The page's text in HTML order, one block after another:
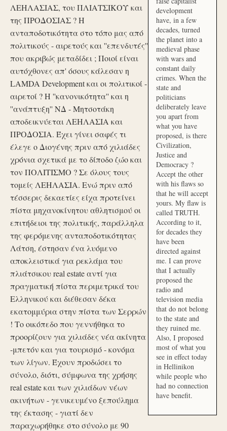
ΛΕΗΛΑΣΙΑΣ, του ΠΛΙΑΤΣΙΚΟΥ και
της ΠΡΟΔΟΣΙΑΣ ? Η
ανταποδοτικότητα στο τόπο μας από
πολιτικούς - αιρετούς και ''επενδυτές''
που ακριβώς μεταδίδει ; Ποιοί είναι
αυτόχθονες απ' όσους κάλεσαν η
LAMDA Development και οι πολιτικοί -
αιρετοί ? Η ''κανονικότητα'' και η
''ανάπτυξη'' ΝΔ - Μητσοτάκη
αποδεικνύεται ΛΕΗΛΑΣΙΑ και
ΠΡΟΔΟΣΙΑ. Έχει γίνει σαφές τι
έλεγε ο Διογένης πριν από χιλιάδες
χρόνια σχετικά με το δίποδο ζώο και
τον ΠΟΛΙΤΙΣΜΟ ? Σε όλους τους
τομείς ΛΕΗΛΑΣΙΑ. Ενώ πριν από
τέσσερις δεκαετίες είχα προτείνει
πίστα μηχανοκίνητου αθλητισμού οι
επιτήδειοι της πολιτικής, παράλληλα
της φερόμενης ανταποδοτικότητας
Λάτση, έστησαν ένα λυόμενο
αποκλειστικά για ρεκλάμα του
πλιάτσικου real estate αντί για
πραγματική πίστα περιμετρικά του
Ελληνικού και διέθεσαν δέκα
εκατομμύρια στην πίστα των Σερρών
! Το οικόπεδο που γεννήθηκα το
προορίζουν για χιλιάδες νέα ακίνητα
-μπετόν και για τουρισμό - κονόμα
των λίγων. Έχουν προδώσει το
σύνολο, διότι, σύμφωνα της χρήσης
real estate και των χιλιάδων νέων
ακινήτων - γενικευμένο ξεπούλημα
της έκτασης - γιατί δεν
παραχωρήθηκε στο σύνολο με 90
development
have, in a few
decades, turned
the planet into a
medieval phase
with wars and
constant daily
crimes. When the
state and
politicians
deliberately leave
you apart from
what you have
proposed, is there
Civilization,
Justice and
Democracy ?
Accept the other
with his flaws so
that he will accept
yours. My flaw is
called TRUTH.
According to it,
for decades they
have been
directed against
me. I can prove
that I actually
proposed the
radio and
television media
that do not belong
to the state and
they ruined me.
Also, I proposed
most of what you
see in effect today
in Hellinikon
while people who
had no connection
have benefit.